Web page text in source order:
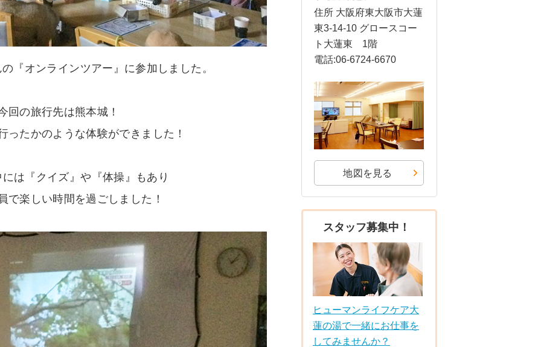
『オンラインツアー』に参加しました。
回の旅行先は熊本城！
ったかのような体験ができました！
は『クイズ』や『体操』もあり
で楽しい時間を過ごしました！
住所 大阪府東大阪市大蓮
東3-14-10 グロースコー
ト大蓮東 1階
電話:06-6724-6670
地図を見る
スタッフ募集中！
ヒューマンライフケア大
蓮の湯で一緒にお仕事を
してみませんか？